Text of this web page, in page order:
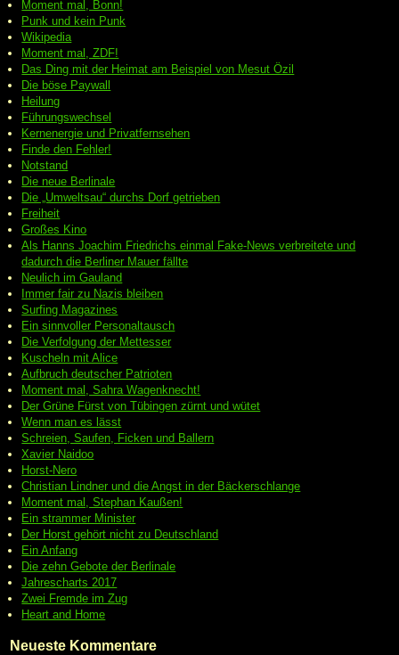
Moment mal, Bonn!
Punk und kein Punk
Wikipedia
Moment mal, ZDF!
Das Ding mit der Heimat am Beispiel von Mesut Özil
Die böse Paywall
Heilung
Führungswechsel
Kernenergie und Privatfernsehen
Finde den Fehler!
Notstand
Die neue Berlinale
Die „Umweltsau“ durchs Dorf getrieben
Freiheit
Großes Kino
Als Hanns Joachim Friedrichs einmal Fake-News verbreitete und
dadurch die Berliner Mauer fällte
Neulich im Gauland
Immer fair zu Nazis bleiben
Surfing Magazines
Ein sinnvoller Personaltausch
Die Verfolgung der Mettesser
Kuscheln mit Alice
Aufbruch deutscher Patrioten
Moment mal, Sahra Wagenknecht!
Der Grüne Fürst von Tübingen zürnt und wütet
Wenn man es lässt
Schreien, Saufen, Ficken und Ballern
Xavier Naidoo
Horst-Nero
Christian Lindner und die Angst in der Bäckerschlange
Moment mal, Stephan Kaußen!
Ein strammer Minister
Der Horst gehört nicht zu Deutschland
Ein Anfang
Die zehn Gebote der Berlinale
Jahrescharts 2017
Zwei Fremde im Zug
Heart and Home
Neueste Kommentare